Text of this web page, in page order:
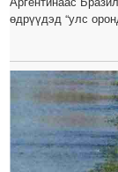
өдрүүдэд “улс